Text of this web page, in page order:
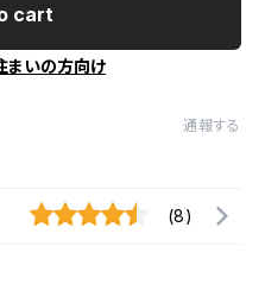
cart
まいの方向け
通報する
(8)